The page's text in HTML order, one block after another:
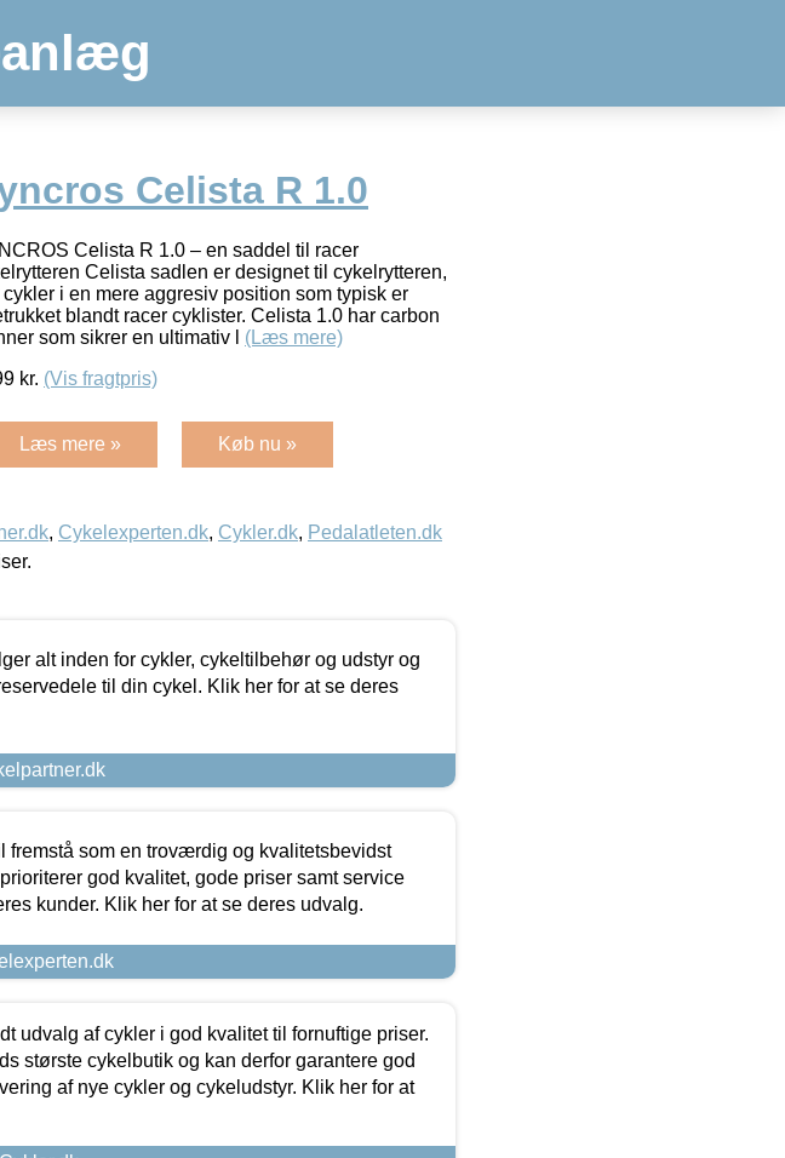
Celista R 1.0
Celista R 1.0 – en saddel til racer
Celista sadlen er designet til cykelrytteren,
cykler i en mere aggresiv position som typisk er
blandt racer cyklister. Celista 1.0 har carbon
som sikrer en ultimativ l (Læs mere)
kr. (Vis fragtpris)
Læs mere » Køb nu »
, Cykelexperten.dk, Cykler.dk, Pedalatleten.dk
alt inden for cykler, cykeltilbehør og udstyr og
til din cykel. Klik her for at se deres
fremstå som en troværdig og kvalitetsbevidst
god kvalitet, gode priser samt service
kunder. Klik her for at se deres udvalg.
udvalg af cykler i god kvalitet til fornuftige priser.
største cykelbutik og kan derfor garantere god
af nye cykler og cykeludstyr. Klik her for at